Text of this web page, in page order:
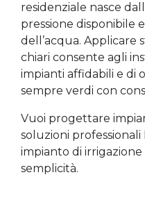
residenziale nasce
pressione disponibile
dell’acqua. Applicare
chiari consente agli
impianti affidabili e di
sempre verdi con
Vuoi progettare
soluzioni
impianto di irrigazione
semplicità.